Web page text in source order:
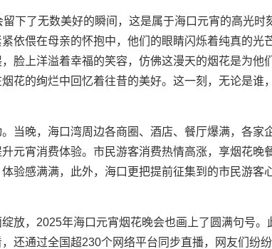
下了无数美好的瞬间，这是属于海口元宵的高光时
依偎在母亲的怀抱中，他们的眼睛闪烁着纯真的光
脸上洋溢着幸福的笑容，仿佛这漫天的烟花是为他
花的绚烂中回忆着往昔的美好。这一刻，无论是谁
当晚，海口湾周边各商圈、酒店、餐厅爆满，各家
元宵消费体验。市民游客消费热情高涨，享烟花晚
验感满满，此外，海口更把提前征集到的市民游客
放，2025年海口元宵烟花晚会也画上了圆满句号。
还通过全国超230个网络平台同步直播，网友们纷纷